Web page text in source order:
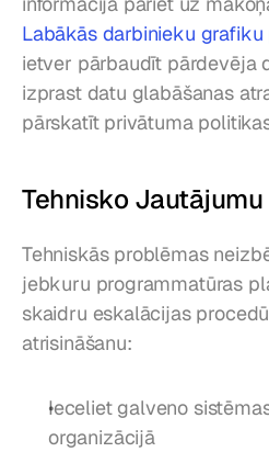
Labākās darbinieku
ietver pārbaudīt pārdevēja
izprast datu glabāšanas
pārskatīt privātuma
Tehnisko
Tehniskās problēmas
jebkuru programmatūras
skaidru eskalācijas
atrisināšanu:
Ieceliet galveno
organizācijā